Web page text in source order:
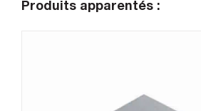
Produits apparentés :